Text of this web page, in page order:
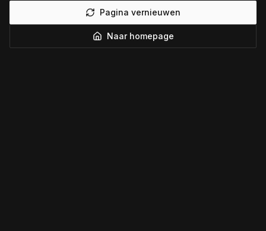
Pagina vernieuwen
Naar homepage